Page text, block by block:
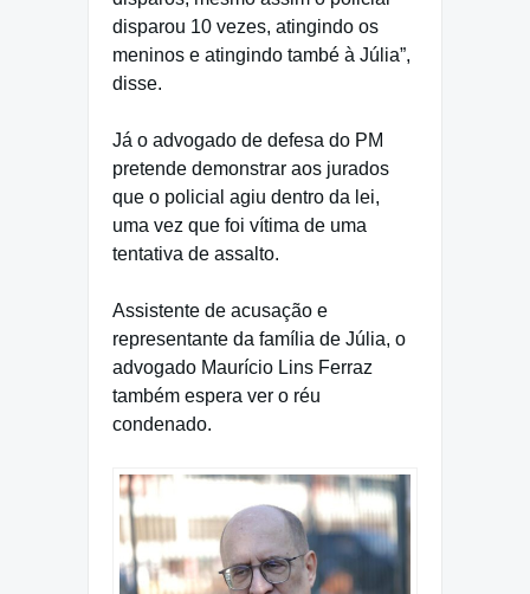
disparou 10 vezes, atingindo os
meninos e atingindo també à Júlia”,
disse.
Já o advogado de defesa do PM
pretende demonstrar aos jurados
que o policial agiu dentro da lei,
uma vez que foi vítima de uma
tentativa de assalto.
Assistente de acusação e
representante da família de Júlia, o
advogado Maurício Lins Ferraz
também espera ver o réu
condenado.